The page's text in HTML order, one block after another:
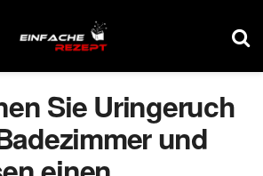
Sie Uringeruch
und